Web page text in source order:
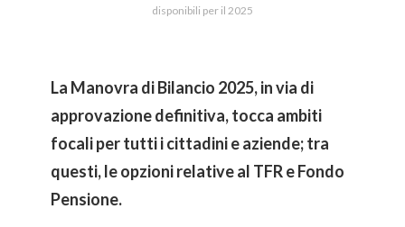
disponibili per il 2025
La Manovra di Bilancio 2025, in via di
approvazione definitiva, tocca ambiti
focali per tutti i cittadini e aziende; tra
questi, le opzioni relative al TFR e Fondo
Pensione.